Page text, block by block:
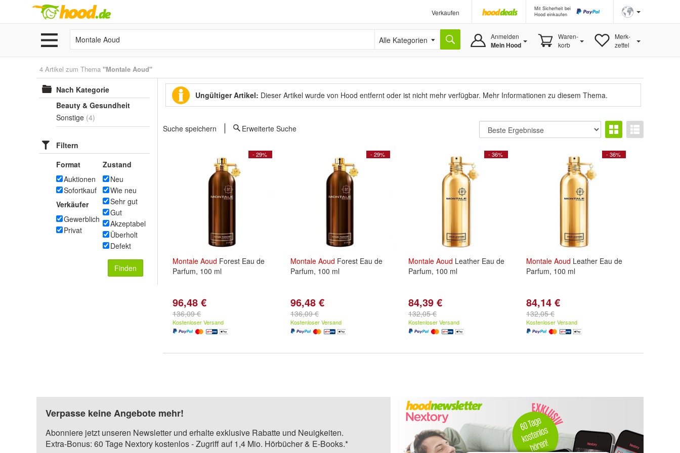
Verkaufen
Mit Sicherheit bei
Hood einkaufen
Alle Kategorien Anmelden
Mein Hood
Waren-
korb
Merk-
zettel
4 Artikel zum Thema "Montale Aoud"
Nach Kategorie
Beauty & Gesundheit
Sonstige (4)
Filtern
Format
Auktionen
Sofortkauf
Verkäufer
Gewerblich
Privat
Zustand
Neu
Wie neu
Sehr gut
Gut
Akzeptabel
Überholt
Defekt
Finden
Ungültiger Artikel: Dieser Artikel wurde von Hood entfernt oder ist nicht mehr verfügbar. Mehr Informationen zu diesem Thema.
Suche speichern Erweiterte Suche
- 29%
Montale Aoud Forest Eau de
Parfum, 100 ml
96,48 €
136,09 €
Kostenloser Versand
- 29%
Montale Aoud Forest Eau de
Parfum, 100 ml
96,48 €
136,09 €
Kostenloser Versand
- 36%
Montale Aoud Leather Eau de
Parfum, 100 ml
84,39 €
132,05 €
Kostenloser Versand
- 36%
Montale Aoud Leather Eau de
Parfum, 100 ml
84,14 €
132,05 €
Kostenloser Versand
Verpasse keine Angebote mehr!
Abonniere jetzt unseren Newsletter und erhalte exklusive Rabatte und Neuigkeiten.
Extra-Bonus: 60 Tage Nextory kostenlos - Zugriff auf 1,4 Mio. Hörbücher & E-Books.*